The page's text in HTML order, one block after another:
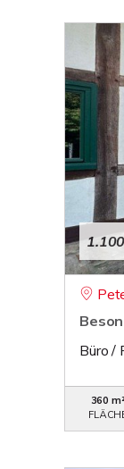
Büro /
360